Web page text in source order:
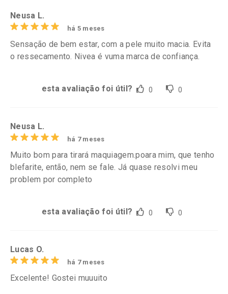
Neusa L.
há 5 meses
Sensação de bem estar, com a pele muito macia. Evita
o ressecamento. Nivea é vuma marca de confiança.
esta avaliação foi útil? 0 0
Neusa L.
há 7 meses
Muito bom para tirará maquiagem.poara mim, que tenho
blefarite, então, nem se fale. Já quase resolvi meu
problem por completo
esta avaliação foi útil? 0 0
Lucas O.
há 7 meses
Excelente! Gostei muuuito